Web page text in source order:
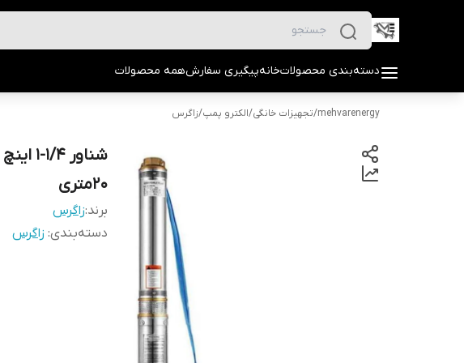
دسته‌بندی محصولاتخانهپیگیری سفارشهمه محصولات
mehvarenergy
/تجهیزات خانگی/الکترو پمپ/زاگرس
20متری
برند:زاگرس
دسته‌بندی: زاگرس